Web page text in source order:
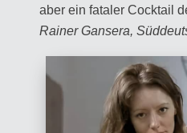
aber ein fataler Cocktail
Rainer Gansera,